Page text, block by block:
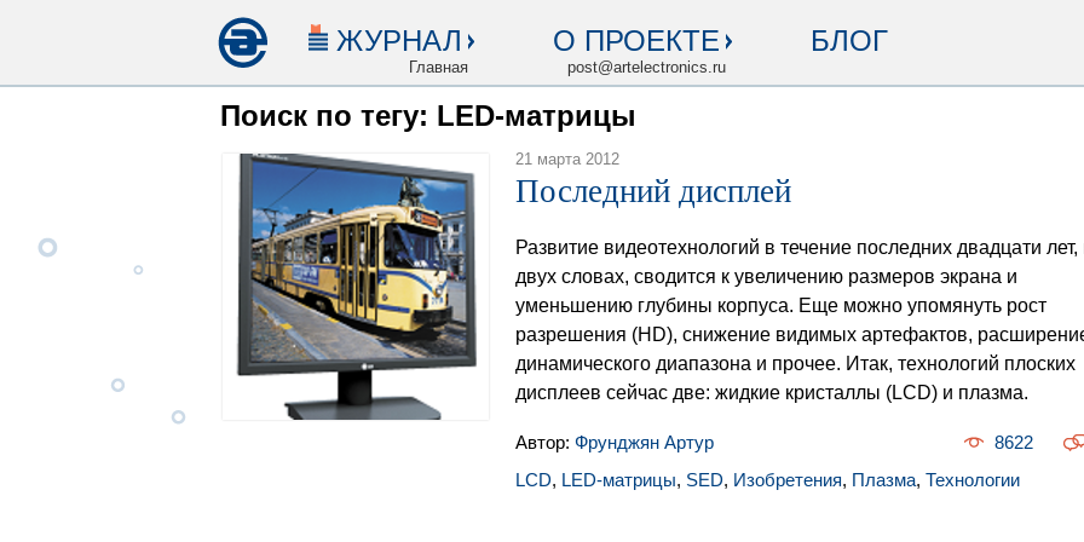
ЖУРНАЛ
Главная
О ПРОЕКТЕ
post@artelectronics.ru
БЛОГ
Поиск по тегу: LED-матрицы
21 марта 2012
Последний дисплей
Развитие видеотехнологий в течение последних двадцати лет,
двух словах, сводится к увеличению размеров экрана и
уменьшению глубины корпуса. Еще можно упомянуть рост
разрешения (HD), снижение видимых артефактов,
динамического диапазона и прочее. Итак, технологий плоских
дисплеев сейчас две: жидкие кристаллы (LCD) и плазма.
Автор: Фрунджян Артур
8622
LCD, LED-матрицы, SED, Изобретения, Плазма, Технологии